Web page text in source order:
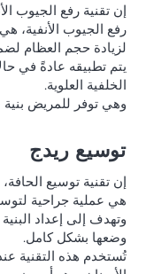
إن تقنية رفع الجيوب
رفع الجيوب الأنفية،
لزيادة حجم العظام
يتم تطبيقه عادةً في
الخلفية العلوية.
وهي توفر للمريض بنية
توسيع ريدج
إن تقنية توسيع
هي عملية جراحية
وتهدف إلى إعداد
وضعها بشكل كامل.
تُستخدم هذه التقنية